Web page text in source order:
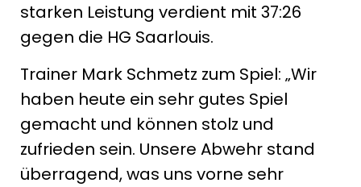
starken Leistung verdient mit 37:26
gegen die HG Saarlouis.
Trainer Mark Schmetz zum Spiel: „Wir
haben heute ein sehr gutes Spiel
gemacht und können stolz und
zufrieden sein. Unsere Abwehr stand
überragend, was uns vorne sehr